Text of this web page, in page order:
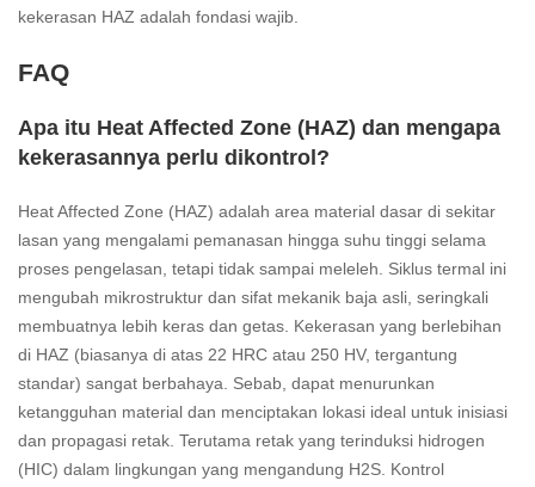
kekerasan HAZ adalah fondasi wajib.
FAQ
Apa itu Heat Affected Zone (HAZ) dan mengapa
kekerasannya perlu dikontrol?
Heat Affected Zone (HAZ) adalah area material dasar di sekitar
lasan yang mengalami pemanasan hingga suhu tinggi selama
proses pengelasan, tetapi tidak sampai meleleh. Siklus termal ini
mengubah mikrostruktur dan sifat mekanik baja asli, seringkali
membuatnya lebih keras dan getas. Kekerasan yang berlebihan
di HAZ (biasanya di atas 22 HRC atau 250 HV, tergantung
standar) sangat berbahaya. Sebab, dapat menurunkan
ketangguhan material dan menciptakan lokasi ideal untuk inisiasi
dan propagasi retak. Terutama retak yang terinduksi hidrogen
(HIC) dalam lingkungan yang mengandung H2S. Kontrol